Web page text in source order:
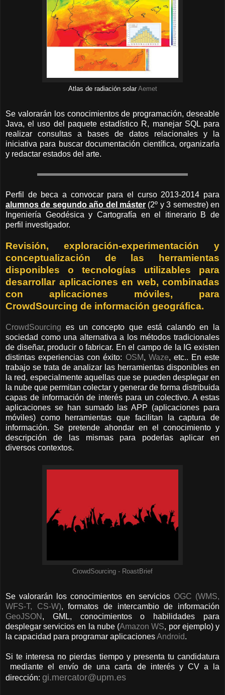
Atlas de radiación solar Aemet
Se valorarán los conocimientos de programación, deseable
Java, el uso del paquete estadístico R, manejar SQL para
realizar consultas a bases de datos relacionales y la
iniciativa para buscar documentación científica, organizarla
y redactar estados del arte.
Perfil de beca a convocar para el curso 2013-2014 para
alumnos de segundo año del máster (2º y 3 semestre) en
Ingeniería Geodésica y Cartografía en el itinerario B de
perfil investigador.
Revisión, exploración-experimentación y
conceptualización de las herramientas
disponibles o tecnologías utilizables para
desarrollar aplicaciones en web, combinadas
con aplicaciones móviles, para
CrowdSourcing de información geográfica.
CrowdSourcing es un concepto que está calando en la
sociedad como una alternativa a los métodos tradicionales
de diseñar, producir o fabricar. En el campo de la IG existen
distintas experiencias con éxito: OSM, Waze, etc.. En este
trabajo se trata de analizar las herramientas disponibles en
la red, especialmente aquellas que se pueden desplegar en
la nube que permitan colectar y generar de forma distribuida
capas de información de interés para un colectivo. A estas
aplicaciones se han sumado las APP (aplicaciones para
móviles) como herramientas que facilitan la captura de
información. Se pretende ahondar en el conocimiento y
descripción de las mismas para poderlas aplicar en
diversos contextos.
CrowdSourcing - RoastBrief
Se valorarán los conocimientos en servicios OGC (WMS,
WFS-T, CS-W), formatos de intercambio de información
GeoJSON , GML, conocimientos o habilidades para
desplegar servicios en la nube (Amazon WS, por ejemplo) y
la capacidad para programar aplicacionesAndroid.
Si te interesa no pierdas tiempo y presenta tu candidatura
mediante el envío de una carta de interés y CV a la
dirección: gi.mercator@upm.es